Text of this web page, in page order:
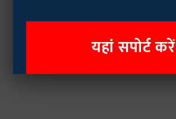
यहां सपोर्ट करें